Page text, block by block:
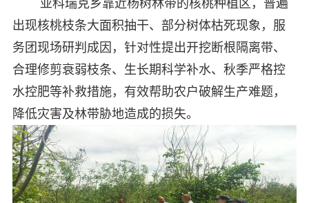
亚科瑞克乡靠近杨树林带的核桃种植区，普遍
出现核桃枝条大面积抽干、部分树体枯死现象，服
务团现场研判成因，针对性提出开挖断根隔离带、
合理修剪衰弱枝条、生长期科学补水、秋季严格控
水控肥等补救措施，有效帮助农户破解生产难题，
降低灾害及林带胁地造成的损失。